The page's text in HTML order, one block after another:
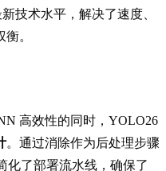
技术水平，解决了速度、
。
高效性的同时，YOLO26
。通过消除作为后处理步骤
化了部署流水线，确保了